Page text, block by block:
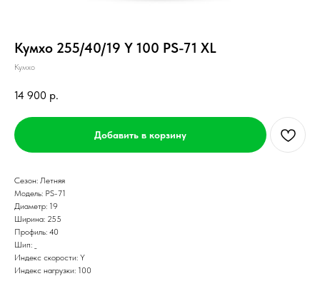
Кумхо 255/40/19 Y 100 PS-71 XL
Кумхо
14 900 р.
Добавить в корзину
Сезон: Летняя
Модель: PS-71
Диаметр: 19
Ширина: 255
Профиль: 40
Шип: _
Индекс скорости: Y
Индекс нагрузки: 100